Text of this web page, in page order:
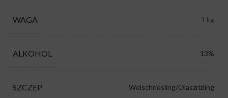
WAGA 1 kg
ALKOHOL 13%
SZCZEP Welschriesling/Olaszrizling